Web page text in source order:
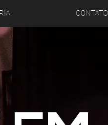
CONTATO